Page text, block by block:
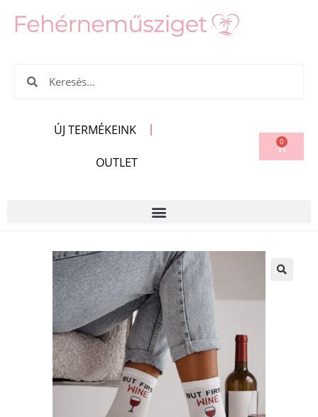
ÚJ TERMÉKEINK
OUTLET
0